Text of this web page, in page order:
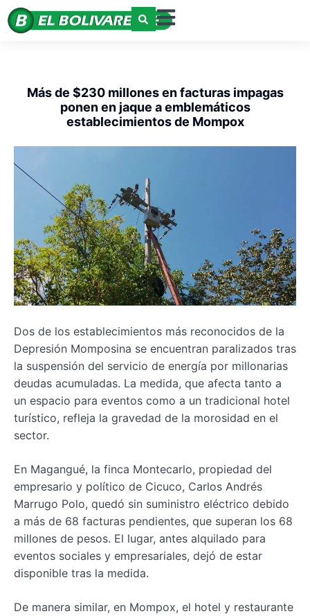
Más de $230 millones en facturas impagas
ponen en jaque a emblemáticos
establecimientos de Mompox
Dos de los establecimientos más reconocidos de la
Depresión Momposina se encuentran paralizados tras
la suspensión del servicio de energía por millonarias
deudas acumuladas. La medida, que afecta tanto a
un espacio para eventos como a un tradicional hotel
turístico, refleja la gravedad de la morosidad en el
sector.
En Magangué, la finca Montecarlo, propiedad del
empresario y político de Cicuco, Carlos Andrés
Marrugo Polo, quedó sin suministro eléctrico debido
a más de 68 facturas pendientes, que superan los 68
millones de pesos. El lugar, antes alquilado para
eventos sociales y empresariales, dejó de estar
disponible tras la medida.
De manera similar, en Mompox, el hotel y restaurante